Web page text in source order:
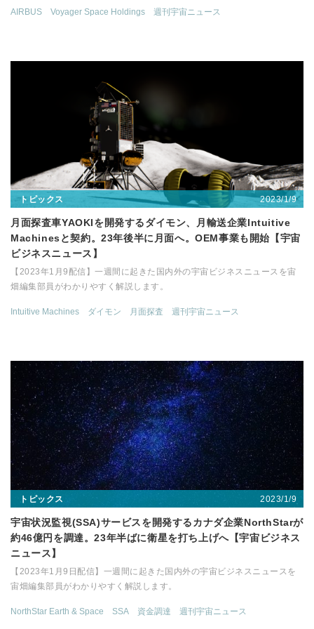
AIRBUS Voyager Space Holdings 週刊宇宙ニュース
トピックス 2023/1/9
月面探査車YAOKIを開発するダイモン、月輸送企業Intuitive
Machinesと契約。23年後半に月面へ。OEM事業も開始【宇宙
ビジネスニュース】
【2023年1月9配信】一週間に起きた国内外の宇宙ビジネスニュースを宙
畑編集部員がわかりやすく解説します。
Intuitive Machines ダイモン 月面探査 週刊宇宙ニュース
トピックス 2023/1/9
宇宙状況監視(SSA)サービスを開発するカナダ企業NorthStarが
約46億円を調達。23年半ばに衛星を打ち上げへ【宇宙ビジネス
ニュース】
【2023年1月9日配信】一週間に起きた国内外の宇宙ビジネスニュースを
宙畑編集部員がわかりやすく解説します。
NorthStar Earth & Space SSA 資金調達 週刊宇宙ニュース